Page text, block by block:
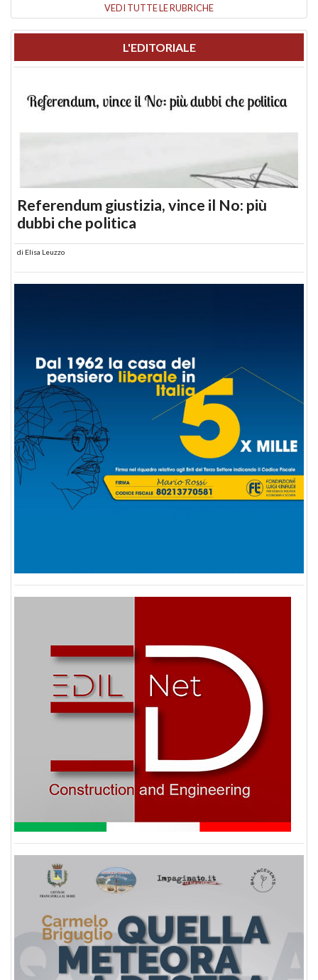
VEDI TUTTE LE RUBRICHE
L'EDITORIALE
Referendum giustizia, vince il No: più
dubbi che politica
di Elisa Leuzzo